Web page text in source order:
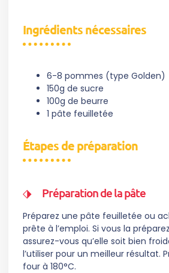
Ingrédients nécessaires
6-8 pommes (type Golden)
150g de sucre
100g de beurre
1 pâte feuilletée
Étapes de préparation
Préparation de la pâte
Préparez une pâte feuilletée ou
prête à l’emploi. Si vous la
assurez-vous qu’elle soit bien
l’utiliser pour un meilleur résultat.
four à 180°C.